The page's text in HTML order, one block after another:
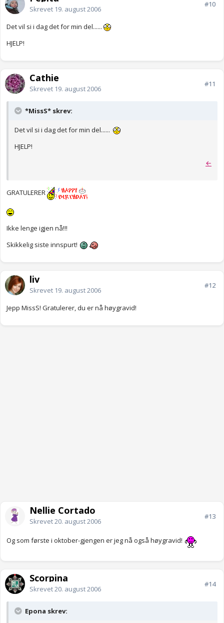
Skrevet 19. august 2006
#10
Det vil si i dag det for min del......
HJELP!
Cathie
Skrevet 19. august 2006
#11
*MissS* skrev:
Det vil si i dag det for min del......
HJELP!
←
GRATULERER
Ikke lenge igjen nå!!!
Skikkelig siste innspurt!
liv
Skrevet 19. august 2006
#12
Jepp MissS! Gratulerer, du er nå høygravid!
Nellie Cortado
Skrevet20. august 2006
#13
Og som første i oktober-gjengen er jeg nå også høygravid!
Scorpina
Skrevet20. august 2006
#14
Epona skrev: